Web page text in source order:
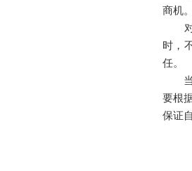
商机
对
时，
任。
当
要根
保证